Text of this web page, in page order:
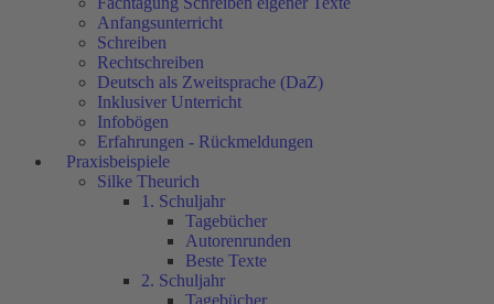
Anfangsunterricht
Schreiben
Rechtschreiben
Deutsch als Zweitsprache (DaZ)
Inklusiver Unterricht
Infobögen
Erfahrungen - Rückmeldungen
Praxisbeispiele
Silke Theurich
1. Schuljahr
Tagebücher
Autorenrunden
Beste Texte
2. Schuljahr
Tagebücher